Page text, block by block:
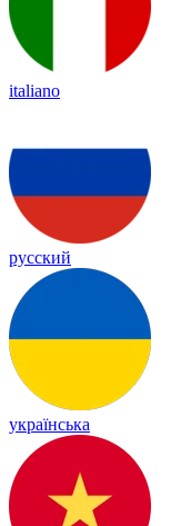
italiano
русский
українська